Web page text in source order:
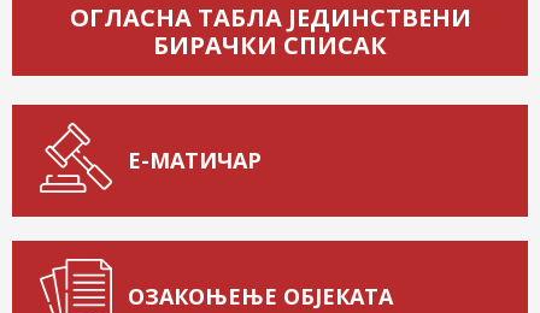
ОГЛАСНА ТАБЛА ЈЕДИНСТВЕНИ
БИРАЧКИ СПИСАК
Е-МАТИЧАР
ОЗАКОЊЕЊЕ ОБЈЕКАТА